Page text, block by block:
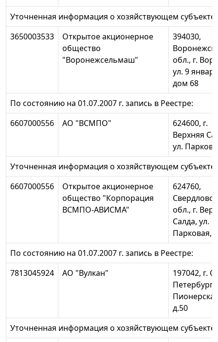
Уточненная информация о хозяйствующем субъекте:
3650003533
Открытое акционерное
общество
"Воронежсельмаш"
394030,
обл., г.
ул. 9
дом 68
По состоянию на 01.07.2007 г. запись в Реестре:
6607000556
АО "ВСМПО"
624600, г.
Верхняя
ул.
Уточненная информация о хозяйствующем субъекте:
6607000556
Открытое акционерное
общество "Корпорация
ВСМПО-АВИСМА"
624760,
обл., г.
Салда, ул.
Парковая,
По состоянию на 01.07.2007 г. запись в Реестре:
7813045924
АО "Вулкан"
197042, г.
Петербург,
д.50
Уточненная информация о хозяйствующем субъекте: